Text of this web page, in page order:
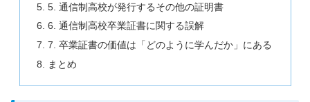
5. 通信制高校が発行するその他の証明書
6. 通信制高校卒業証書に関する誤解
7. 卒業証書の価値は「どのように学んだか」にある
まとめ